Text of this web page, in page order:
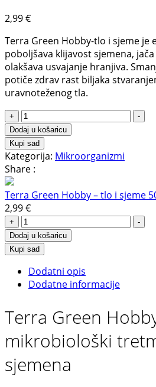
2,99€
Terra Green Hobby-tlo i sjeme je
poboljšava klijavost sjemena,
olakšava usvajanje hranjiva.
potiče zdrav rast biljaka
uravnoteženog tla.
+
Terra
Green
Hobby
–
tlo
sjeme
500
ml
količina
-
Dodaj u košaricu
Kupi sad
Kategorija: Mikroorganizmi
Share :
Terra Green Hobby – tlo i sjeme
2,99€
+
Terra
Green
Hobby
–
tlo
i
500
ml
količina
-
Dodaj u košaricu
Kupi sad
Dodatni opis
Dodatne informacije
Terra Green
mikrobiološki
sjemena